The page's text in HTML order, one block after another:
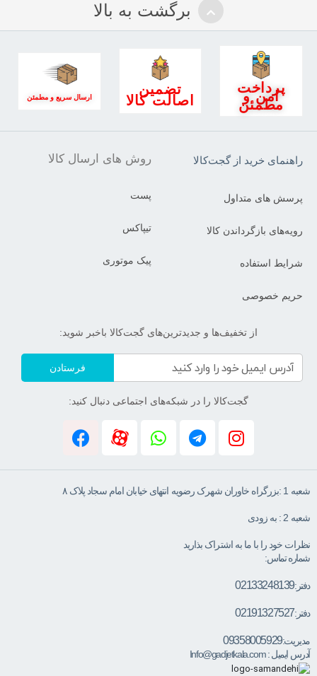
برگشت به بالا
پرداخت
امن و
مطمئن
تضمین
اصالت کالا ارسال سریع و مطمئن
راهنمای خرید از گجت‌کالا
پرسش های متداول
رویه‌های بازگرداندن کالا
شرایط استفاده
حریم خصوصی
روش های ارسال کالا
پست
تیپاکس
پیک موتوری
از تخفیف‌ها و جدیدترین‌های گجت‌کالا باخبر شوید:
فرستادن
گجت‌کالا را در شبکه‌های اجتماعی دنبال کنید:
شعبه 1 :بزرگراه خاوران شهرک رضویه انتهای خیابان امام سجاد پلاک ۸
شعبه 2 : به زودی
نظرات خود را با ما به اشتراک بذارید
شماره تماس:
دفتر:02133248139
دفتر:02191327527
مدیریت:09358005929
آدرس ایمیل :Info@gadjetkala.com